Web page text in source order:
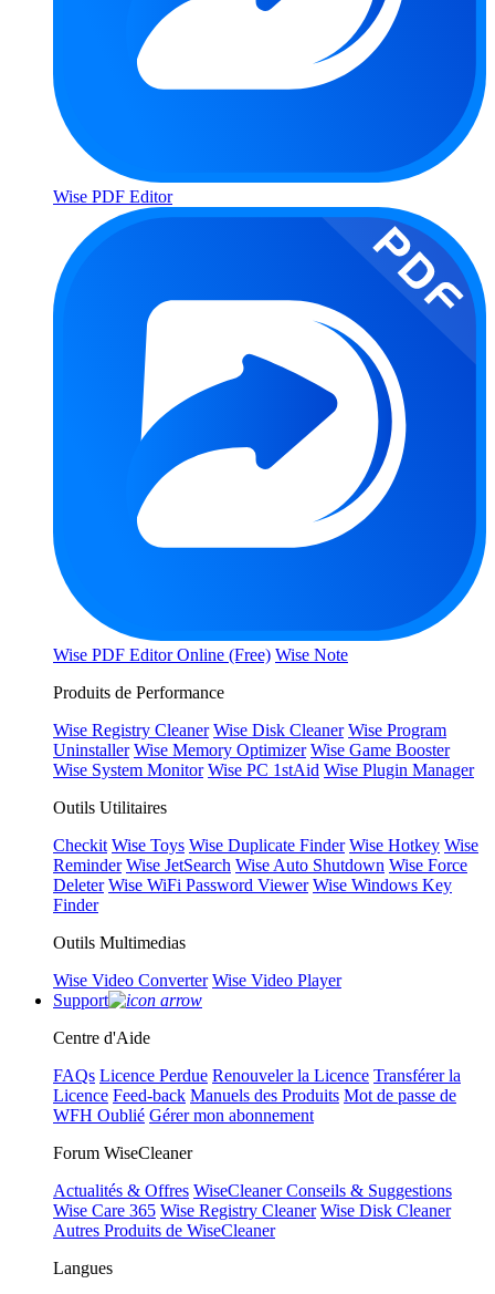
Wise PDF Editor
Wise PDF Editor Online (Free) Wise Note
Produits de Performance
Wise Registry Cleaner Wise Disk Cleaner Wise Program
Uninstaller Wise Memory Optimizer Wise Game Booster
Wise System Monitor Wise PC 1stAid Wise Plugin Manager
Outils Utilitaires
Checkit Wise Toys Wise Duplicate Finder Wise Hotkey Wise
Reminder Wise JetSearch Wise Auto Shutdown Wise Force
Deleter Wise WiFi Password Viewer Wise Windows Key
Finder
Outils Multimedias
Wise Video Converter Wise Video Player
Support
Centre d'Aide
FAQs Licence Perdue Renouveler la Licence Transférer la
Licence Feed-back Manuels des Produits Mot de passe de
WFH Oublié Gérer mon abonnement
Forum WiseCleaner
Actualités & Offres WiseCleaner Conseils & Suggestions
Wise Care 365 Wise Registry Cleaner Wise Disk Cleaner
Autres Produits de WiseCleaner
Langues